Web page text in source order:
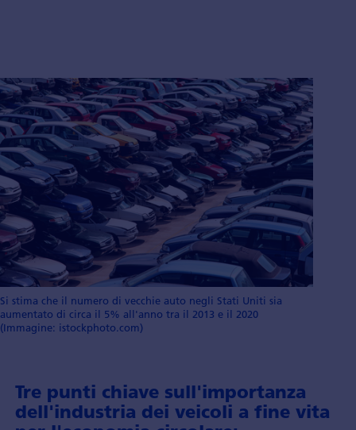
Si stima che il numero di vecchie auto negli Stati Uniti sia
aumentato di circa il 5% all'anno tra il 2013 e il 2020
(Immagine: istockphoto.com)
Tre punti chiave sull'importanza
dell'industria dei veicoli a fine vita